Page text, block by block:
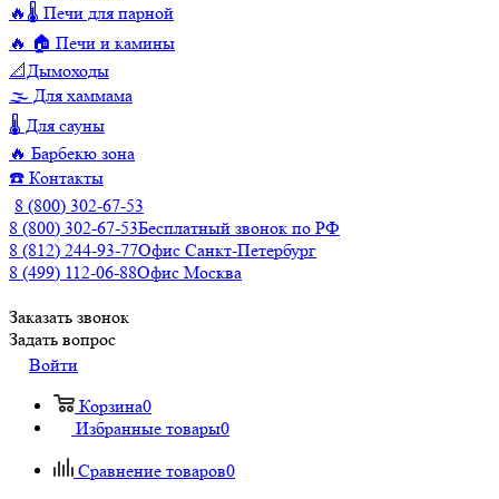
🔥🌡️ Печи для парной
🔥 🏠 Печи и камины
📐Дымоходы
🌫️ Для хаммама
🌡️ Для сауны
🔥 Барбекю зона
☎️ Контакты
8 (800) 302-67-53
8 (800) 302-67-53Бесплатный звонок по РФ
8 (812) 244-93-77Офис Санкт-Петербург
8 (499) 112-06-88Офис Москва
Заказать звонок
Задать вопрос
Войти
Корзина0
Избранные товары0
Сравнение товаров0